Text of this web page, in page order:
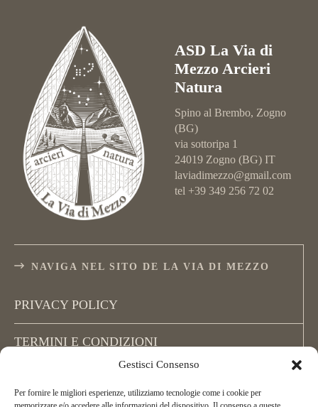
Gestisci Consenso
Per fornire le migliori esperienze, utilizziamo tecnologie come i cookie per
ASD La Via di
Mezzo Arcieri
Natura
Spino al Brembo, Zogno
(BG)
via sottoripa 1
24019 Zogno (BG) IT
laviadimezzo@gmail.com
tel +39 349 256 72 02
NAVIGA NEL SITO DE LA VIA DI MEZZO
PRIVACY POLICY
TERMINI E CONDIZIONI